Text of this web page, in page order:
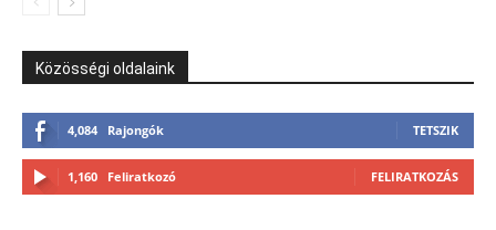
Közösségi oldalaink
4,084 Rajongók TETSZIK
1,160 Feliratkozó FELIRATKOZÁS